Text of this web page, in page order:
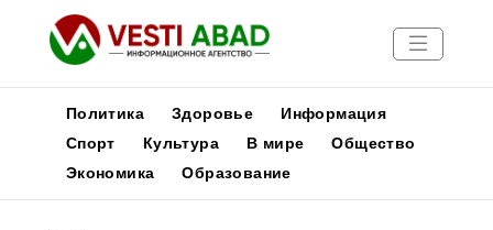
Новости
Политика Здоровье
Информация
Спорт
Культура В мире
Общество
Экономика
Образование